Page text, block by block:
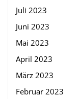
Juli 2023
Juni 2023
Mai 2023
April 2023
März 2023
Februar 2023